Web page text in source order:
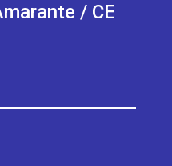
/ CE